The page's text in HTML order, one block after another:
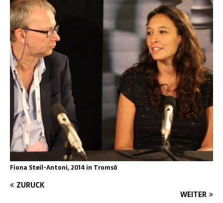
Fiona Steil-Antoni, 2014 in Tromsö
ZURÜCK
WEITER